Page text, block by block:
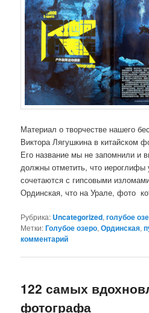
Материал о творчестве нашего
Виктора Лягушкина в китайском
Его название мы не запомнили и
должны отметить, что иероглифы
сочетаются с гипсовыми
Ординская, что на Урале, фото
Рубрика: Uncategorized,голубое
Метки:Голубое озеро,Ординская,
комментарий
122 самых
фотографа